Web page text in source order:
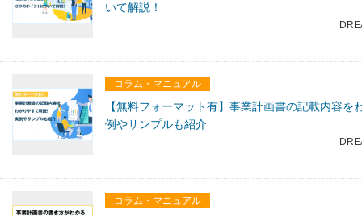
いて解説！
コラム・マニュアル
【無料フォーマット有】事業計画書の記載内容を
例やサンプルも紹介
コラム・マニュアル